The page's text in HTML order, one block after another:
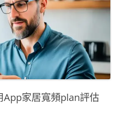
App家居寬頻plan評估